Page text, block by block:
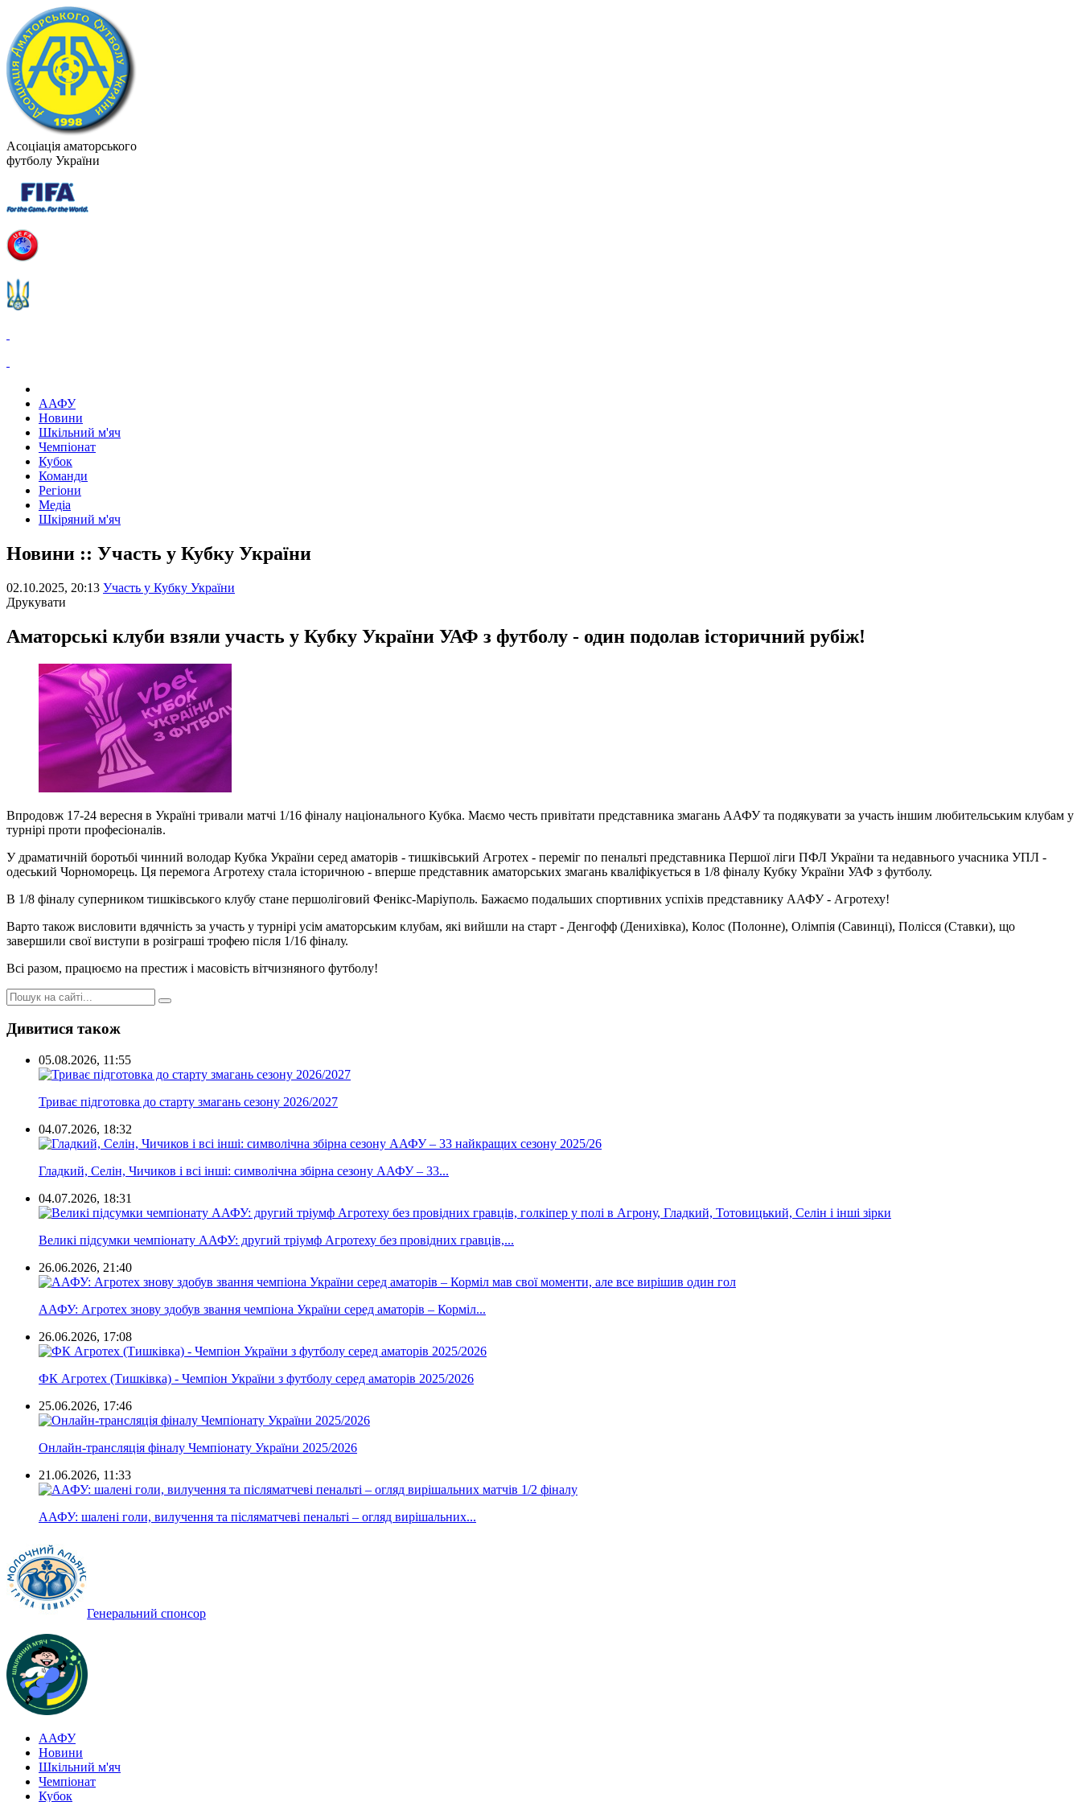
Асоціація аматорського
футболу України
ААФУ
Новини
Шкільний м'яч
Чемпіонат
Кубок
Команди
Регіони
Медіа
Шкіряний м'яч
Новини :: Участь у Кубку України
02.10.2025, 20:13 Участь у Кубку України
Друкувати
Аматорські клуби взяли участь у Кубку України УАФ з футболу - один подолав історичний рубіж!
Впродовж 17-24 вересня в Україні тривали матчі 1/16 фіналу національного Кубка. Маємо честь привітати представника змагань ААФУ та подякувати за участь іншим любительським клубам у
турнірі проти професіоналів.
У драматичній боротьбі чинний володар Кубка України серед аматорів - тишківський Агротех - переміг по пенальті представника Першої ліги ПФЛ України та недавнього учасника УПЛ -
одеський Чорноморець. Ця перемога Агротеху стала історичною - вперше представник аматорських змагань кваліфікується в 1/8 фіналу Кубку України УАФ з футболу.
В 1/8 фіналу суперником тишківського клубу стане першоліговий Фенікс-Маріуполь. Бажаємо подальших спортивних успіхів представнику ААФУ - Агротеху!
Варто також висловити вдячність за участь у турнірі усім аматорським клубам, які вийшли на старт - Денгофф (Денихівка), Колос (Полонне), Олімпія (Савинці), Полісся (Ставки), що
завершили свої виступи в розіграші трофею після 1/16 фіналу.
Всі разом, працюємо на престиж і масовість вітчизняного футболу!
Дивитися також
05.08.2026, 11:55
Триває підготовка до старту змагань сезону 2026/2027
04.07.2026, 18:32
Гладкий, Селін, Чичиков і всі інші: символічна збірна сезону ААФУ – 33...
04.07.2026, 18:31
Великі підсумки чемпіонату ААФУ: другий тріумф Агротеху без провідних гравців,...
26.06.2026, 21:40
ААФУ: Агротех знову здобув звання чемпіона України серед аматорів – Корміл...
26.06.2026, 17:08
ФК Агротех (Тишківка) - Чемпіон України з футболу серед аматорів 2025/2026
25.06.2026, 17:46
Онлайн-трансляція фіналу Чемпіонату України 2025/2026
21.06.2026, 11:33
ААФУ: шалені голи, вилучення та післяматчеві пенальті – огляд вирішальних...
Генеральний спонсор
ААФУ
Новини
Шкільний м'яч
Чемпіонат
Кубок